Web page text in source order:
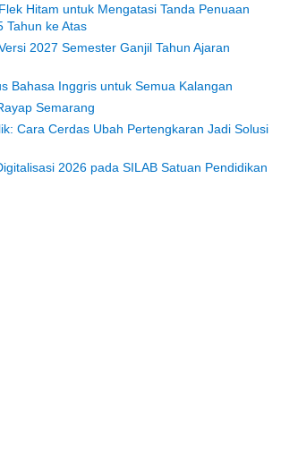
Hitam untuk Mengatasi Tanda Penuaan
Tahun ke Atas
2027 Semester Ganjil Tahun Ajaran
Bahasa Inggris untuk Semua Kalangan
Semarang
Cara Cerdas Ubah Pertengkaran Jadi Solusi
2026 pada SILAB Satuan Pendidikan